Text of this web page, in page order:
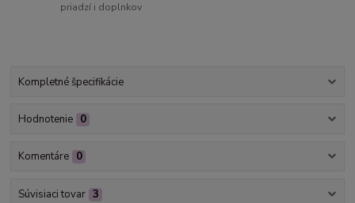
priadzí i doplnkov
Kompletné špecifikácie
Hodnotenie 0
Komentáre 0
Súvisiaci tovar 3